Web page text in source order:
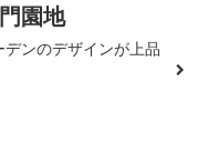
園地
ンのデザインが上品